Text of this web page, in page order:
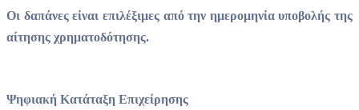
Οι δαπάνες είναι επιλέξιμες από την ημερομηνία υποβολής της
αίτησης χρηματοδότησης.
Ψηφιακή Κατάταξη Επιχείρησης